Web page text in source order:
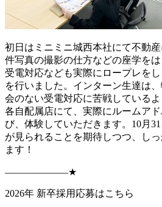
初日はミニミニ城西本社にて不動
件写真の撮影の仕方などの座学を
受電対応なども実際にロープレを
を行いました。インターン生達は
会のない受電対応に苦戦している
各自配属店にて、実際にルームア
び、体験していただきます。10月
が見られることを期待しつつ、し
ます！
——————–★
2026年 新卒採用応募はこちら